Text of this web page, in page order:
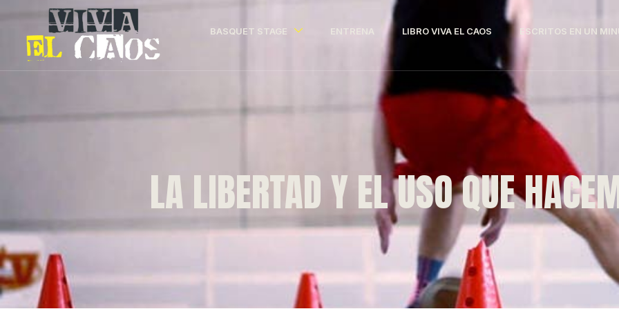
BASQUET STAGE ENTRENA LIBRO VIVA EL CAOS ESCRITOS EN UN
LA LIBERTAD Y EL USO QUE